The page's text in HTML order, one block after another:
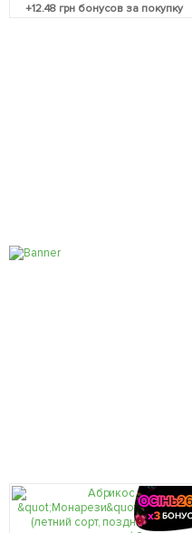
+12.48 грн бонусов за покупку